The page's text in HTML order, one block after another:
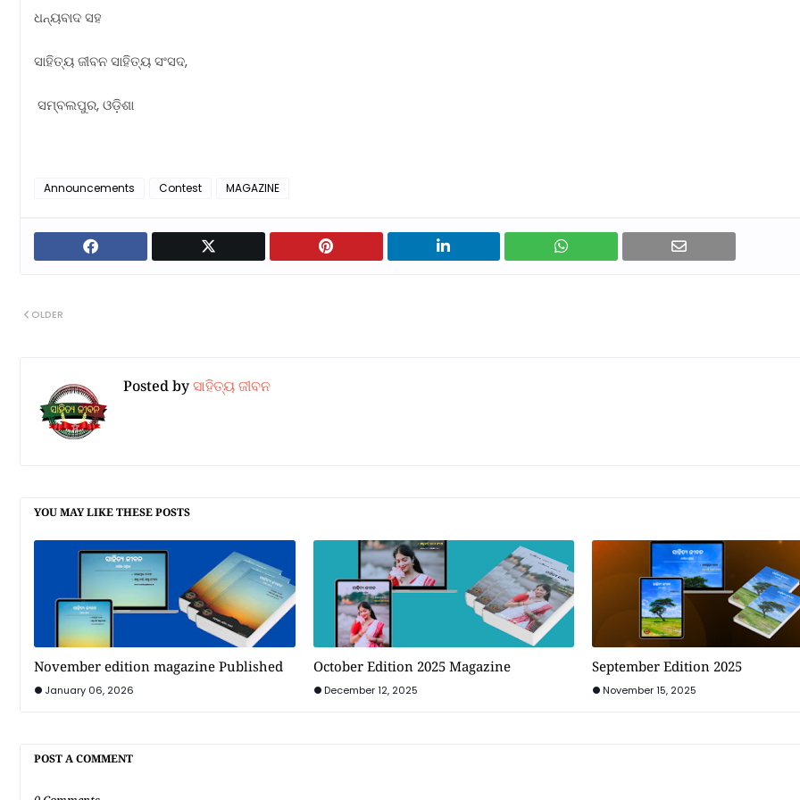
ଧନ୍ୟବାଦ ସହ
ସାହିତ୍ୟ ଜୀବନ ସାହିତ୍ୟ ସଂସଦ,
ସମ୍ବଲପୁର, ଓଡ଼ିଶା
Announcements Contest MAGAZINE
OLDER
Posted byସାହିତ୍ୟ ଜୀବନ
YOU MAY LIKE THESE POSTS
November edition magazine Published
January 06, 2026
October Edition 2025 Magazine
December 12, 2025
September Edition 2025
November 15, 2025
POST A COMMENT